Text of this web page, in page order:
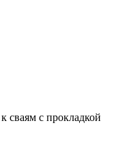
сваям с прокладкой